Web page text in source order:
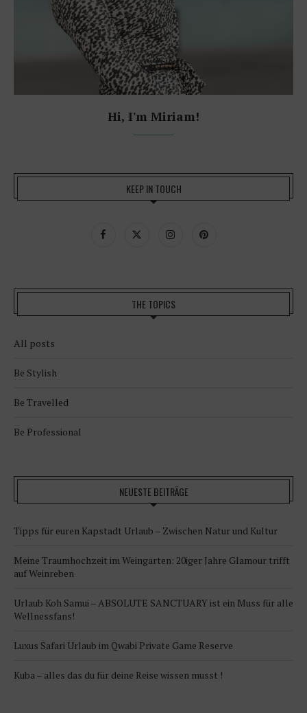
Hi, I'm Miriam!
KEEP IN TOUCH
THE TOPICS
All posts
Be Stylish
Be Travelled
Be Professional
NEUESTE BEITRÄGE
Tipps für euren Kapstadt Urlaub – Zwischen Natur und Kultur
Meine Traumhochzeit im Weingarten: 20iger Jahre Glamour trifft
auf Weinreben
Urlaub Koh Samui – ABSOLUTE SANCTUARY ist ein Muss für alle
Wellnessfans!
Luxus Safari Urlaub im Qwabi Private Game Reserve
Kuba – alles das du für deine Reise wissen musst !